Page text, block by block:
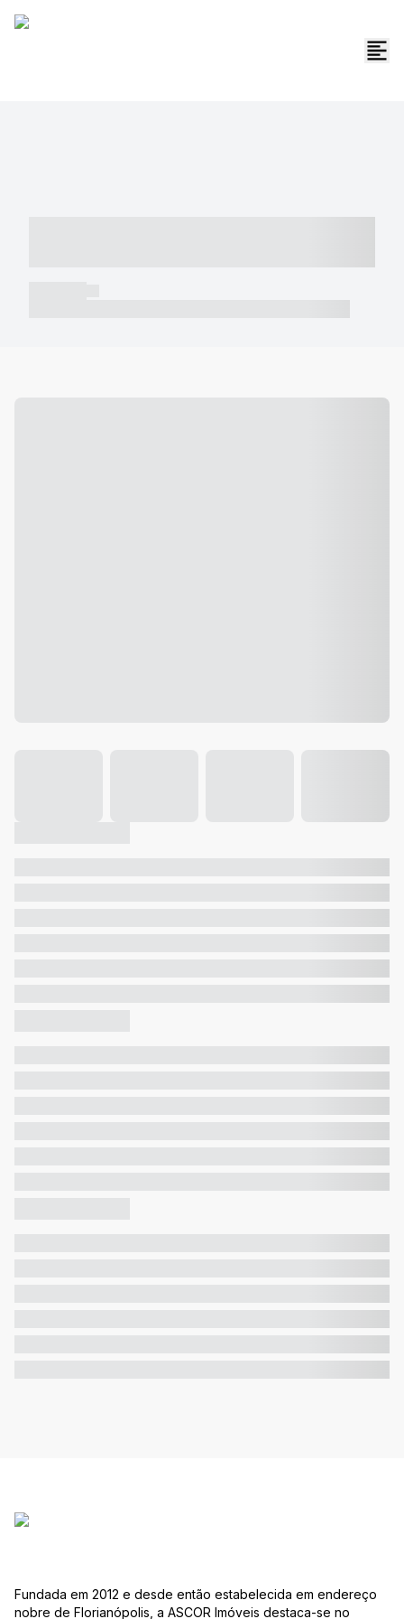
Fundada em 2012 e desde então estabelecida em endereço
nobre de Florianópolis, a ASCOR Imóveis destaca-se no